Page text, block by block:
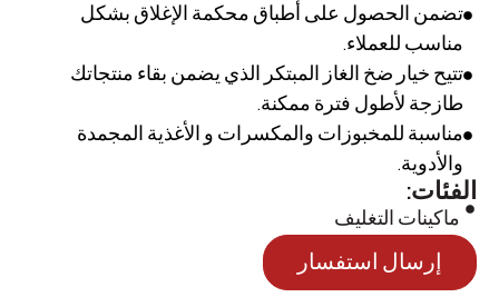
تضمن الحصول على أطباق محكمة الإغلاق بشكل
مناسب للعملاء.
تتيح خيار ضخ الغاز المبتكر الذي يضمن بقاء منتجاتك
طازجة لأطول فترة ممكنة.
مناسبة للمخبوزات والمكسرات و الأغذية المجمدة
والأدوية.
الفئات:
ماكينات التغليف
إرسال استفسار